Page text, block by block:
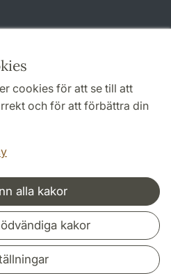
cookies för att se till att
och för att förbättra din
alla kakor
kakor
och nätverk